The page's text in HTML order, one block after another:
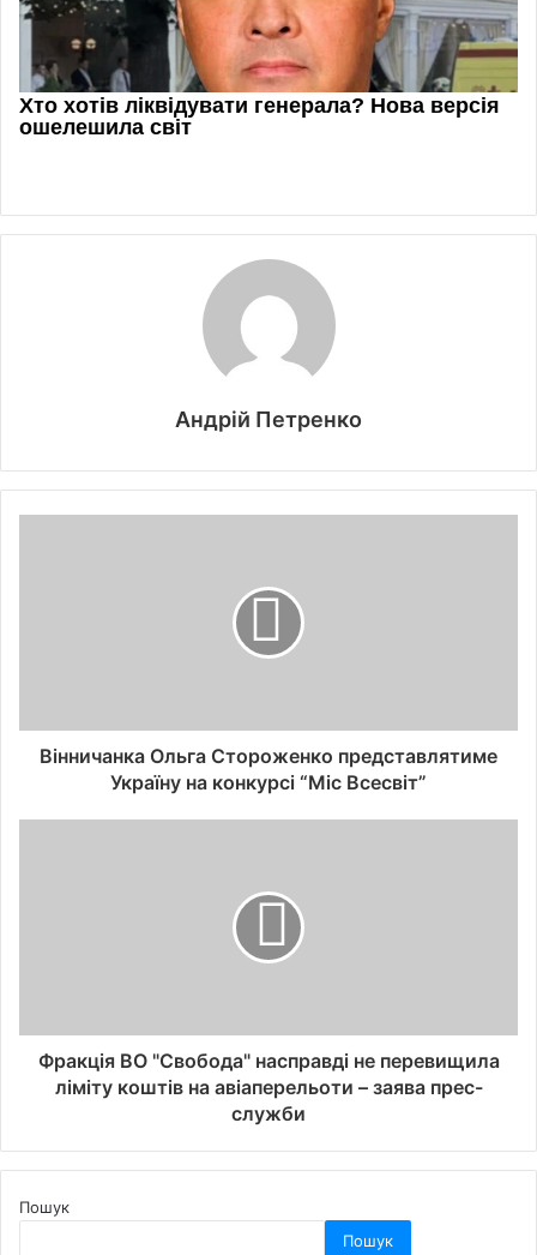
Андрій Петренко
Вінничанка Ольга Стороженко представлятиме
Україну на конкурсі “Міс Всесвіт”
Фракція ВО "Свобода" насправді не перевищила
ліміту коштів на авіаперельоти – заява прес-
служби
Пошук
Пошук